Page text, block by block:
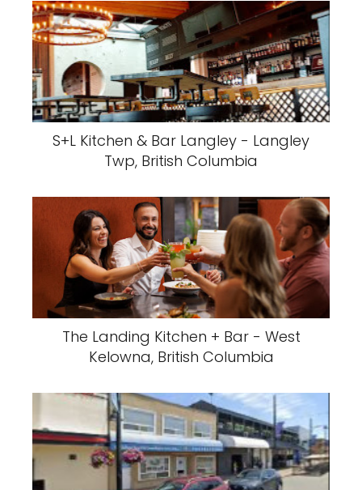
S+L Kitchen & Bar Langley - Langley
Twp, British Columbia
The Landing Kitchen + Bar - West
Kelowna, British Columbia